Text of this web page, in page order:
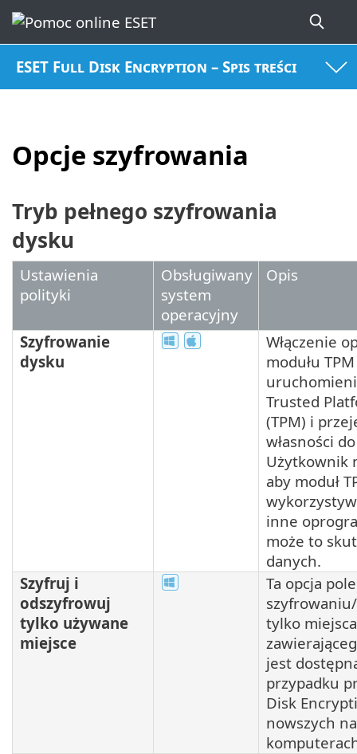
ESET Full Disk Encryption – Spis treści
Opcje szyfrowania
Tryb pełnego szyfrowania
dysku
Ustawienia
polityki
Obsługiwany
system
operacyjny
Opis
Szyfrowanie
dysku
Włączenie
modułu
Trusted
(TPM) i
własności
Użytkownik
aby moduł
inne
może to
danych.
Szyfruj i
odszyfrowuj
tylko używane
miejsce
Ta opcja
tylko
jest
przypadku
Disk
nowszych